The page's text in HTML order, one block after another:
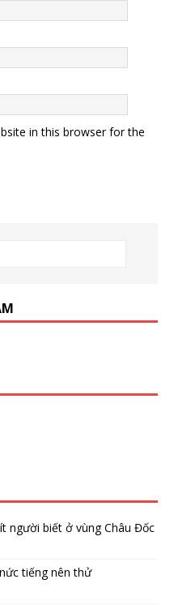
in this browser for the
người biết ở vùng Châu Đốc
tiếng nên thử